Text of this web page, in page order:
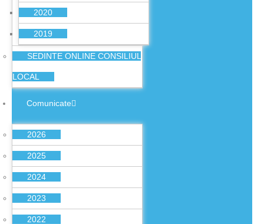
2020
2019
SEDINTE ONLINE CONSILIUL
LOCAL
Comunicate
2026
2025
2024
2023
2022